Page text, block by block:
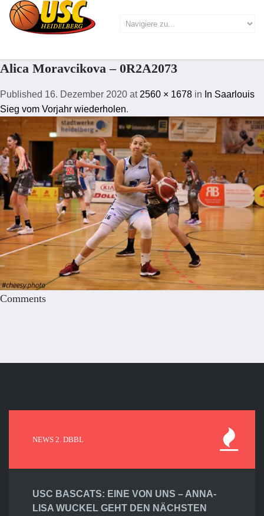
Alica Moravcikova – 0R2A2073
Published 16. Dezember 2020 at 2560 × 1678 in In Saarlouis
Sieg vom Vorjahr wiederholen.
Comments
NEWS 2. DBBL
USC BASCATS: EINE VON UNS – ANNA-
LISA WUCKEL GEHT DEN NÄCHSTEN